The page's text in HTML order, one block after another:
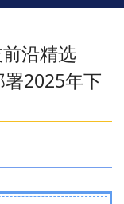
沿精选
署2025年下